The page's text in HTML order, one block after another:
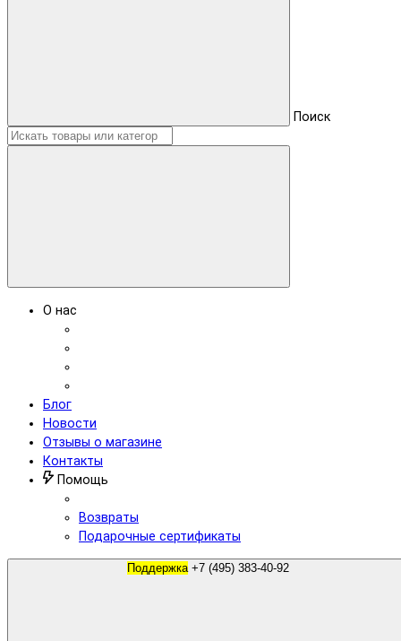
Поиск
О нас
Блог
Новости
Отзывы о магазине
Контакты
Помощь
Возвраты
Подарочные сертификаты
Поддержка +7 (495) 383-40-92